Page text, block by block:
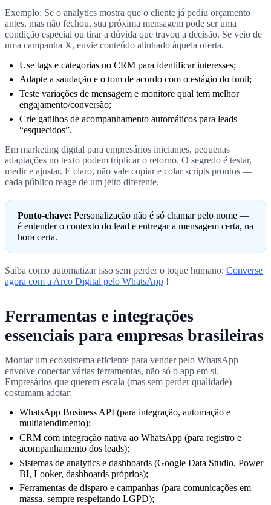
Exemplo: Se o analytics mostra que o cliente já pediu orçamento
antes, mas não fechou, sua próxima mensagem pode ser uma
condição especial ou tirar a dúvida que travou a decisão. Se veio de
uma campanha X, envie conteúdo alinhado àquela oferta.
Use tags e categorias no CRM para identificar interesses;
Adapte a saudação e o tom de acordo com o estágio do funil;
Teste variações de mensagem e monitore qual tem melhor
engajamento/conversão;
Crie gatilhos de acompanhamento automáticos para leads
“esquecidos”.
Em marketing digital para empresários iniciantes, pequenas
adaptações no texto podem triplicar o retorno. O segredo é testar,
medir e ajustar. E claro, não vale copiar e colar scripts prontos —
cada público reage de um jeito diferente.
Ponto-chave: Personalização não é só chamar pelo nome —
é entender o contexto do lead e entregar a mensagem certa, na
hora certa.
Saiba como automatizar isso sem perder o toque humano: Converse
agora com a Arco Digital pelo WhatsApp !
Ferramentas e integrações
essenciais para empresas brasileiras
Montar um ecossistema eficiente para vender pelo WhatsApp
envolve conectar várias ferramentas, não só o app em si.
Empresários que querem escala (mas sem perder qualidade)
costumam adotar:
WhatsApp Business API (para integração, automação e
multiatendimento);
CRM com integração nativa ao WhatsApp (para registro e
acompanhamento dos leads);
Sistemas de analytics e dashboards (Google Data Studio, Power
BI, Looker, dashboards próprios);
Ferramentas de disparo e campanhas (para comunicações em
massa, sempre respeitando LGPD);